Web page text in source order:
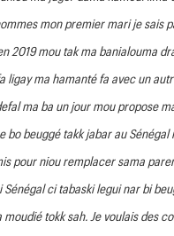
mon premier mari je sais
mou tak ma banialouma
ma hamanté fa avec un
ma ba un jour mou propose
beuggé takk jabar au
pour niou remplacer sama
ci tabaski legui nar bi
tokk sah. Je voulais des